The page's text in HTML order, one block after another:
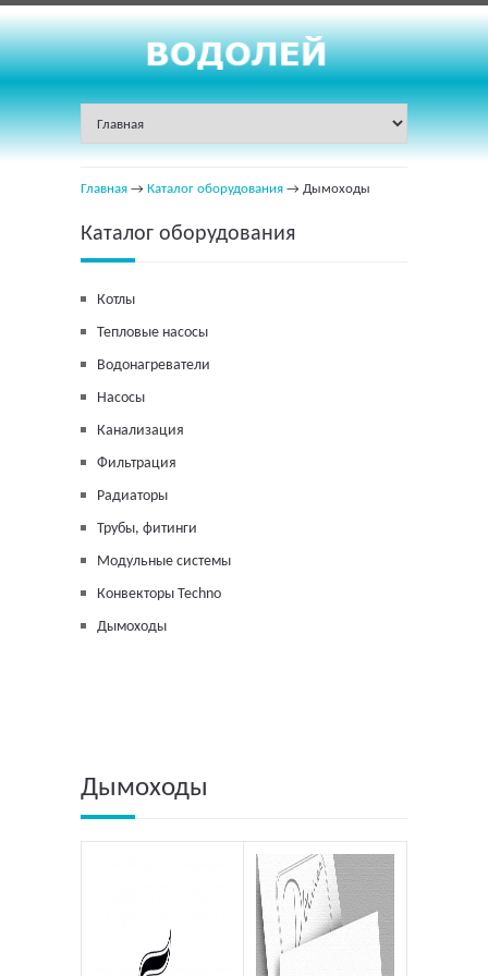
Главная → Каталог оборудования → Дымоходы
Каталог оборудования
Котлы
Тепловые насосы
Водонагреватели
Насосы
Канализация
Фильтрация
Радиаторы
Трубы, фитинги
Модульные системы
Конвекторы Techno
Дымоходы
Дымоходы